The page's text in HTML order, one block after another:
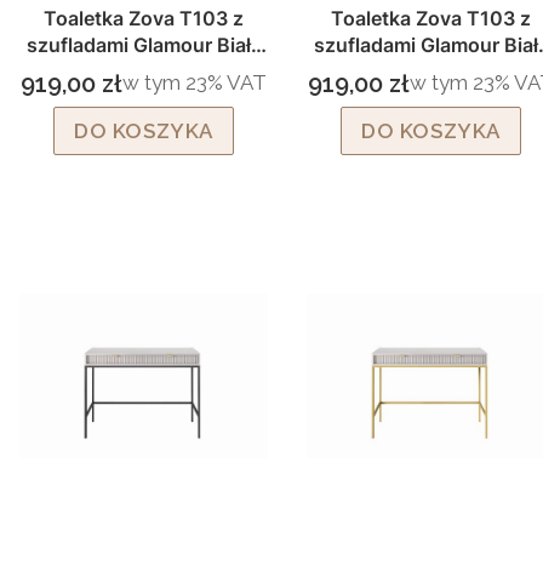
Toaletka Zova T103 z
szufladami Glamour Biała
złote nogi
Cena brutto
919,00 złw tym %s VAT
w tym 23% VAT
DO KOSZYKA
Toaletka Zova T103 z
szufladami Glamour
czarne nogi
Cena brutto
919,00 złw tym %s VAT
w tym 23%
DO KOSZYKA